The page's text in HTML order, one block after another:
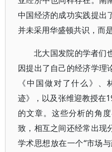
中国经济的成功实践提出
并未采用华盛顿共识，而
北大国发院的学者们
因提出了自己的经济学理
《中国做对了什么》
迹》，以及张维迎教授在
的文章。这些分析的角
致，相互之间还经常出现
学术思想放在一个“市场